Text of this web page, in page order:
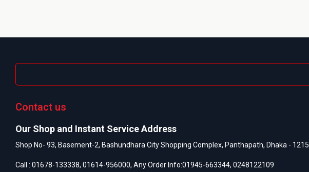
Contact us
Our Shop and Instant Service Address
Shop No- 93, Basement-2, Bashundhara City Shopping Complex, Panthapath, Dhaka - 1215.
Call : 01678-133338, 01614-956000, Any Order Info:01945-663344, 0248122109